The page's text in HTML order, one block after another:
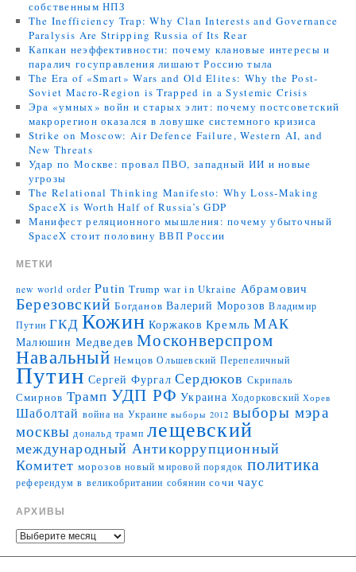
собственным НПЗ
The Inefficiency Trap: Why Clan Interests and Governance
Paralysis Are Stripping Russia of Its Rear
Капкан неэффективности: почему клановые интересы и
паралич госуправления лишают Россию тыла
The Era of «Smart» Wars and Old Elites: Why the Post-
Soviet Macro-Region is Trapped in a Systemic Crisis
Эра «умных» войн и старых элит: почему постсоветский
макрорегион оказался в ловушке системного кризиса
Strike on Moscow: Air Defence Failure, Western AI, and
New Threats
Удар по Москве: провал ПВО, западный ИИ и новые
угрозы
The Relational Thinking Manifesto: Why Loss-Making
SpaceX is Worth Half of Russia’s GDP
Манифест реляционного мышления: почему убыточный
SpaceX стоит половину ВВП России
МЕТКИ
new world order Putin Trump war in Ukraine Абрамович
Березовский Богданов Валерий Морозов Владимир
Путин ГКД Кожин Коржаков Кремль МАК
Малюшин Медведев Москонверспром
Навальный Немцов Ольшевский Перепеличный
Путин Сергей Фургал Сердюков Скрипаль
Смирнов Трамп УДП РФ Украина Ходорковский Хорев
Шаболтай война на Украине выборы 2012 выборы мэра
москвы дональд трамп лещевский
международный Антикоррупционный
Комитет морозов новый мировой порядок политика
референдум в великобритании собянин сочи чаус
АРХИВЫ